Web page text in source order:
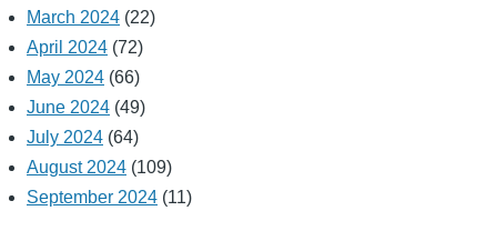
March 2024 (22)
April 2024 (72)
May 2024 (66)
June 2024 (49)
July 2024 (64)
August 2024 (109)
September 2024 (11)